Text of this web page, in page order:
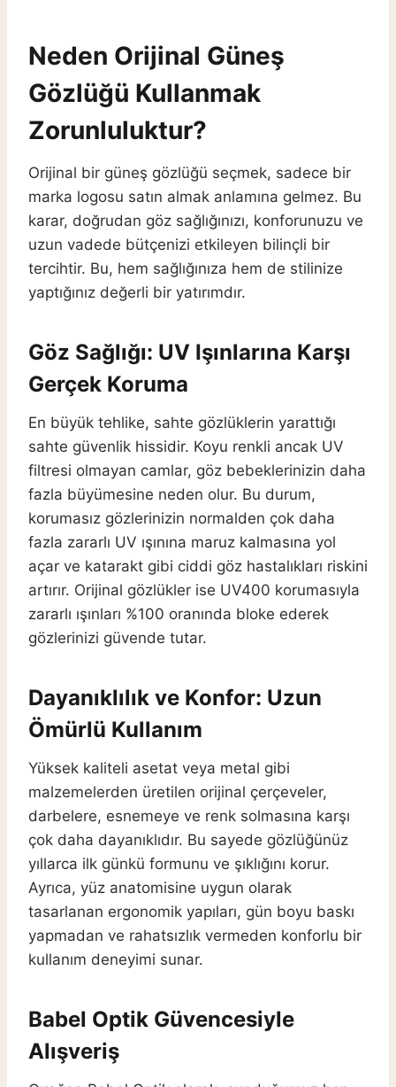
Neden Orijinal Güneş
Gözlüğü Kullanmak
Zorunluluktur?
Orijinal bir güneş gözlüğü seçmek, sadece bir
marka logosu satın almak anlamına gelmez. Bu
karar, doğrudan göz sağlığınızı, konforunuzu ve
uzun vadede bütçenizi etkileyen bilinçli bir
tercihtir. Bu, hem sağlığınıza hem de stilinize
yaptığınız değerli bir yatırımdır.
Göz Sağlığı: UV Işınlarına Karşı
Gerçek Koruma
En büyük tehlike, sahte gözlüklerin yarattığı
sahte güvenlik hissidir. Koyu renkli ancak UV
filtresi olmayan camlar, göz bebeklerinizin daha
fazla büyümesine neden olur. Bu durum,
korumasız gözlerinizin normalden çok daha
fazla zararlı UV ışınına maruz kalmasına yol
açar ve katarakt gibi ciddi göz hastalıkları riskini
artırır. Orijinal gözlükler ise UV400 korumasıyla
zararlı ışınları %100 oranında bloke ederek
gözlerinizi güvende tutar.
Dayanıklılık ve Konfor: Uzun
Ömürlü Kullanım
Yüksek kaliteli asetat veya metal gibi
malzemelerden üretilen orijinal çerçeveler,
darbelere, esnemeye ve renk solmasına karşı
çok daha dayanıklıdır. Bu sayede gözlüğünüz
yıllarca ilk günkü formunu ve şıklığını korur.
Ayrıca, yüz anatomisine uygun olarak
tasarlanan ergonomik yapıları, gün boyu baskı
yapmadan ve rahatsızlık vermeden konforlu bir
kullanım deneyimi sunar.
Babel Optik Güvencesiyle
Alışveriş